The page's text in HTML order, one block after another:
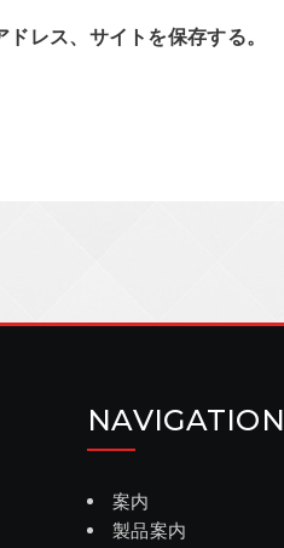
レス、サイトを保存する。
NAVIGATION
案内
製品案内